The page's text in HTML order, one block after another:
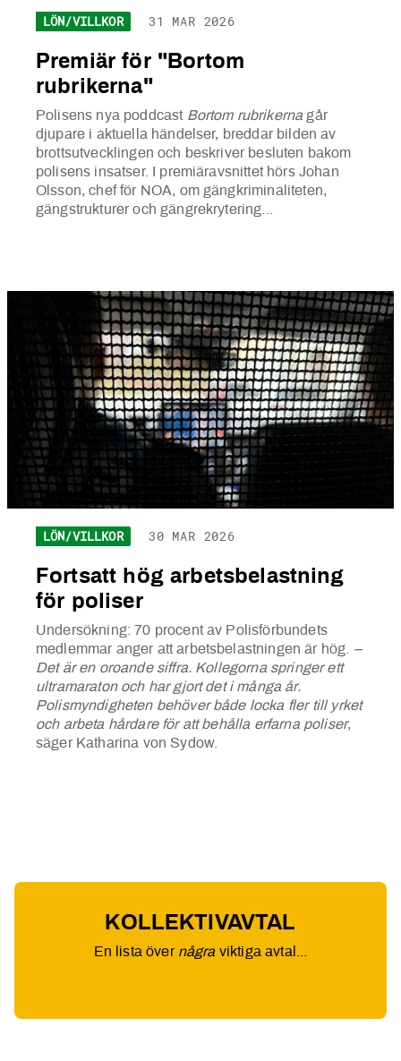
LÖN/VILLKOR 31 MAR 2026
Premiär för "Bortom
rubrikerna"
Polisens nya poddcast Bortom rubrikerna går
djupare i aktuella händelser, breddar bilden av
brottsutvecklingen och beskriver besluten bakom
polisens insatser. I premiäravsnittet hörs Johan
Olsson, chef för NOA, om gängkriminaliteten,
gängstrukturer och gängrekrytering...
LÖN/VILLKOR 30 MAR 2026
Fortsatt hög arbetsbelastning
för poliser
Undersökning: 70 procent av Polisförbundets
medlemmar anger att arbetsbelastningen är hög.
–
Det är en oroande siffra. Kollegorna springer ett
ultramaraton och har gjort det i många år.
Polismyndigheten behöver både locka fler till yrket
och arbeta hårdare för att behålla erfarna poliser,
säger Katharina von Sydow.
KOLLEKTIVAVTAL
En lista över några viktiga avtal...